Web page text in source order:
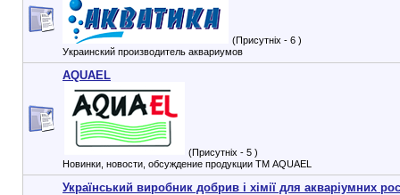
(Присутніх - 6 )
Украинский производитель аквариумов
AQUAEL
(Присутніх - 5 )
Новинки, новости, обсуждение продукции ТМ AQUAEL
Український виробник добрив і хімії для акваріумних